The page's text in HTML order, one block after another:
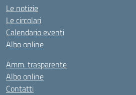
Le notizie
Le circolari
Calendario eventi
Albo online
Amm. trasparente
Albo online
Contatti